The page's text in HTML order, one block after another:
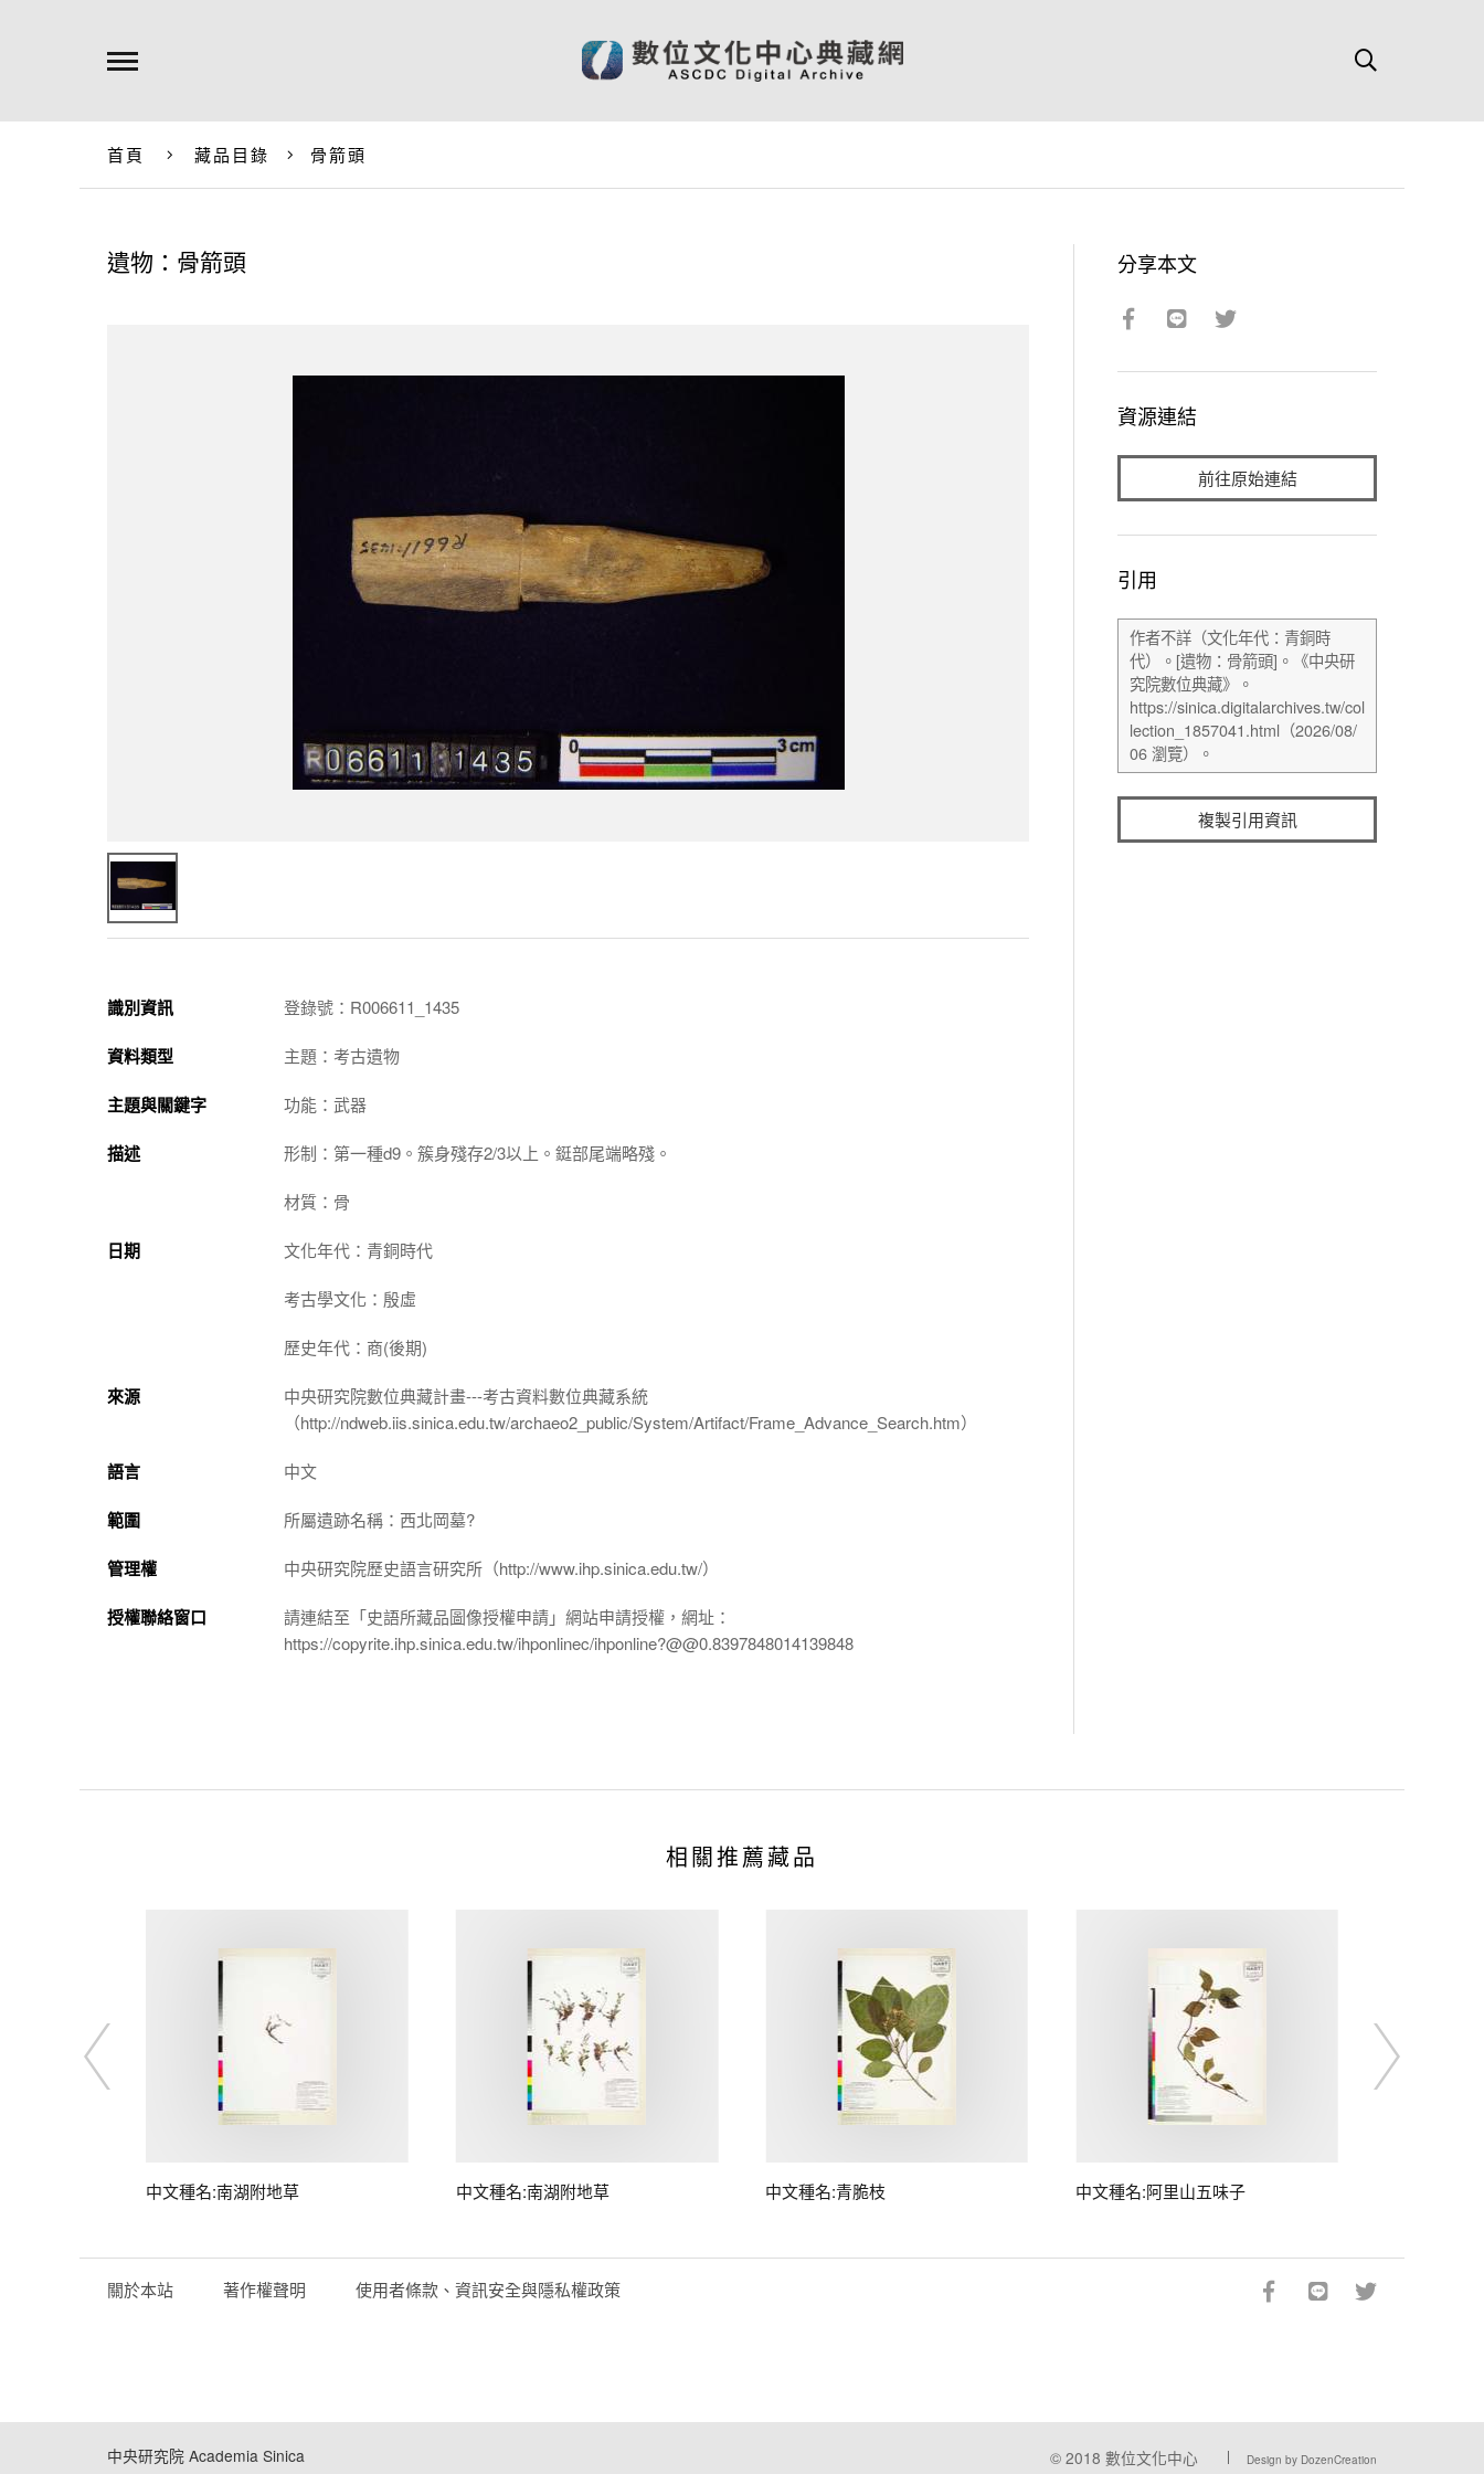
首頁 藏品目錄 骨箭頭
遺物：骨箭頭
識別資訊 登錄號：R006611_1435
資料類型 主題：考古遺物
主題與關鍵字 功能：武器
描述 形制：第一種d9。簇身殘存2/3以上。鋌部尾端略殘。
材質：骨
日期 文化年代：青銅時代
考古學文化：殷虛
歷史年代：商(後期)
來源
中央研究院數位典藏計畫---考古資料數位典藏系統
（http://ndweb.iis.sinica.edu.tw/archaeo2_public/System/Artifact/Frame_Advance_Search.htm）
語言 中文
範圍 所屬遺跡名稱：西北岡墓?
管理權 中央研究院歷史語言研究所（http://www.ihp.sinica.edu.tw/）
授權聯絡窗口
請連結至「史語所藏品圖像授權申請」網站申請授權，網址：
https://copyrite.ihp.sinica.edu.tw/ihponlinec/ihponline?@@0.8397848014139848
分享本文
資源連結
前往原始連結
引用
複製引用資訊
相關推薦藏品
中文種名:南湖附地草 中文種名:南湖附地草 中文種名:青脆枝 中文種名:阿里山五味子
關於本站 著作權聲明 使用者條款、資訊安全與隱私權政策
中央研究院 Academia Sinica © 2018 數位文化中心 Design by DozenCreation